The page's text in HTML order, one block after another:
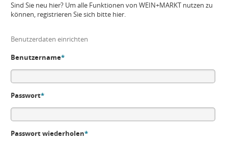
Sind Sie neu hier? Um alle Funktionen von WEIN+MARKT nutzen zu
können, registrieren Sie sich bitte hier.
Benutzerdaten einrichten
Benutzername*
Passwort*
Passwort wiederholen*